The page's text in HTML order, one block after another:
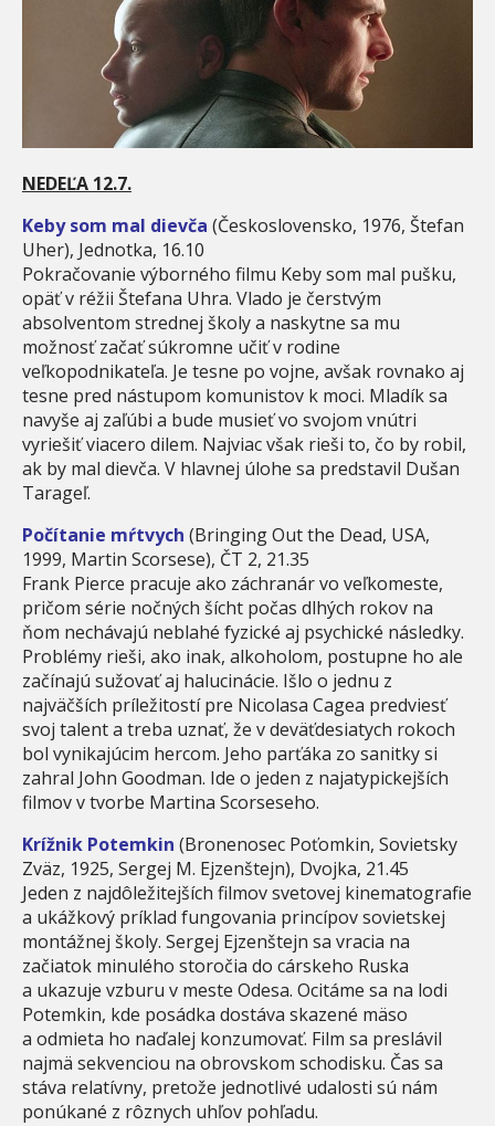
NEDEĽA 12.7.
Keby som mal dievča (Československo, 1976, Štefan
Uher), Jednotka, 16.10
Pokračovanie výborného filmu Keby som mal pušku,
opäť v réžii Štefana Uhra. Vlado je čerstvým
absolventom strednej školy a naskytne sa mu
možnosť začať súkromne učiť v rodine
veľkopodnikateľa. Je tesne po vojne, avšak rovnako aj
tesne pred nástupom komunistov k moci. Mladík sa
navyše aj zaľúbi a bude musieť vo svojom vnútri
vyriešiť viacero dilem. Najviac však rieši to, čo by robil,
ak by mal dievča. V hlavnej úlohe sa predstavil Dušan
Tarageľ.
Počítanie mŕtvych (Bringing Out the Dead, USA,
1999, Martin Scorsese), ČT 2, 21.35
Frank Pierce pracuje ako záchranár vo veľkomeste,
pričom série nočných šícht počas dlhých rokov na
ňom nechávajú neblahé fyzické aj psychické následky.
Problémy rieši, ako inak, alkoholom, postupne ho ale
začínajú sužovať aj halucinácie. Išlo o jednu z
najväčších príležitostí pre Nicolasa Cagea predviesť
svoj talent a treba uznať, že v deväťdesiatych rokoch
bol vynikajúcim hercom. Jeho parťáka zo sanitky si
zahral John Goodman. Ide o jeden z najatypickejších
filmov v tvorbe Martina Scorseseho.
Krížnik Potemkin (Bronenosec Poťomkin, Sovietsky
Zväz, 1925, Sergej M. Ejzenštejn), Dvojka, 21.45
Jeden z najdôležitejších filmov svetovej kinematografie
a ukážkový príklad fungovania princípov sovietskej
montážnej školy. Sergej Ejzenštejn sa vracia na
začiatok minulého storočia do cárskeho Ruska
a ukazuje vzburu v meste Odesa. Ocitáme sa na lodi
Potemkin, kde posádka dostáva skazené mäso
a odmieta ho naďalej konzumovať. Film sa preslávil
najmä sekvenciou na obrovskom schodisku. Čas sa
stáva relatívny, pretože jednotlivé udalosti sú nám
ponúkané z rôznych uhľov pohľadu.